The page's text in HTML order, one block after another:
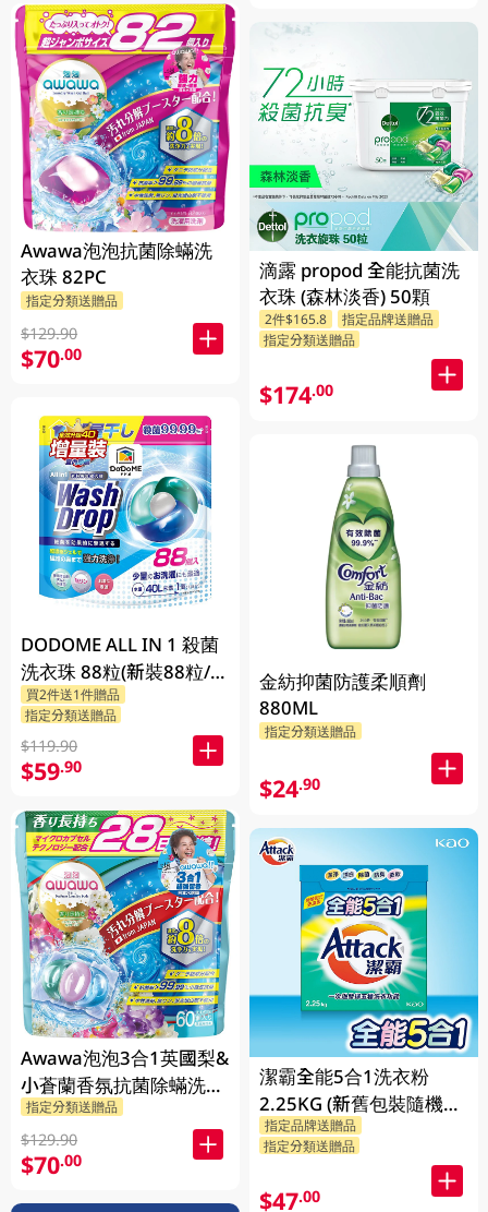
Awawa泡泡抗菌除蟎洗
衣珠 82PC
指定分類送贈品
$129.90
$70.00
DODOME ALL IN 1 殺菌
洗衣珠 88粒(新裝88粒/舊
裝72粒隨機發貨)
買2件送1件贈品
指定分類送贈品
$119.90
$59.90
Awawa泡泡3合1英國梨&
小蒼蘭香氛抗菌除蟎洗衣
珠 60PC
指定分類送贈品
$129.90
$70.00
滴露 propod 全能抗菌洗
衣珠 (森林淡香) 50顆
2件$165.8
指定品牌送贈品
指定分類送贈品
$174.00
金紡抑菌防護柔順劑
880ML
指定分類送贈品
$24.90
潔霸全能5合1洗衣粉
2.25KG (新舊包裝隨機發
貨)
指定品牌送贈品
指定分類送贈品
$47.00